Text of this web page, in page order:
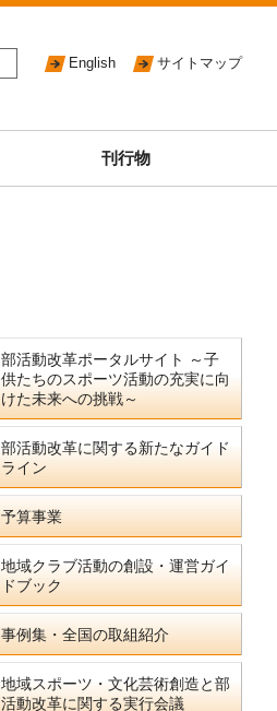
English サイトマップ
刊行物
部活動改革ポータルサイト ～子
供たちのスポーツ活動の充実に向
けた未来への挑戦～
部活動改革に関する新たなガイド
ライン
予算事業
地域クラブ活動の創設・運営ガイ
ドブック
事例集・全国の取組紹介
地域スポーツ・文化芸術創造と部
活動改革に関する実行会議